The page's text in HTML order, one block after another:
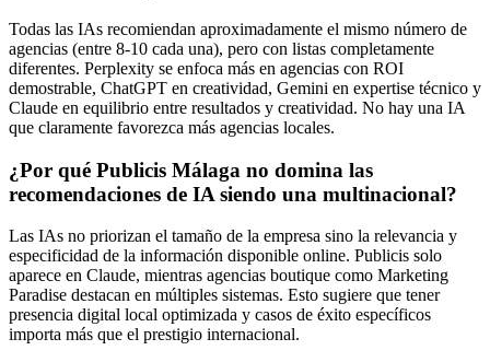
Todas las IAs recomiendan aproximadamente el mismo número de
agencias (entre 8-10 cada una), pero con listas completamente
diferentes. Perplexity se enfoca más en agencias con ROI
demostrable, ChatGPT en creatividad, Gemini en expertise técnico y
Claude en equilibrio entre resultados y creatividad. No hay una IA
que claramente favorezca más agencias locales.
¿Por qué Publicis Málaga no domina las
recomendaciones de IA siendo una multinacional?
Las IAs no priorizan el tamaño de la empresa sino la relevancia y
especificidad de la información disponible online. Publicis solo
aparece en Claude, mientras agencias boutique como Marketing
Paradise destacan en múltiples sistemas. Esto sugiere que tener
presencia digital local optimizada y casos de éxito específicos
importa más que el prestigio internacional.